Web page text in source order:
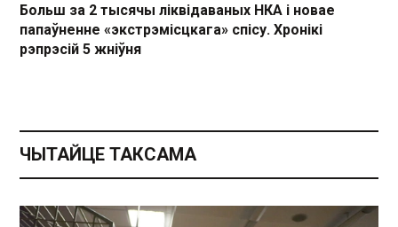
Больш за 2 тысячы ліквідаваных НКА і новае
папаўненне «экстрэмісцкага» спісу. Хронікі
рэпрэсій 5 жніўня
ЧЫТАЙЦЕ ТАКСАМА